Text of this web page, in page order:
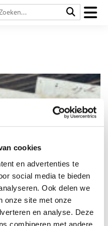
cookies
en advertenties te
social media te bieden
Ook delen we
onze site met onze
en analyse. Deze
combineren met andere
Alkmaar een
in de schijnwerpers. Deze
Jan Jonker uit
Trijntje Blom
kinderen vanuit het
in de gemeente Schagen
die Jan in de jaren